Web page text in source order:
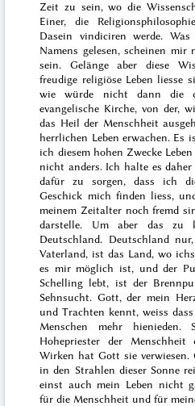
Zeit zu sein, wo die
Einer, die
Dasein vindiciren werde.
Namens gelesen, scheinen mir
sein. Gelänge aber diese
freudige religiöse Leben liesse
wie würde nicht dann die
evangelische Kirche, von der,
das Heil der Menschheit
herrlichen Leben erwachen. Es
ich diesem hohen Zwecke
nicht anders. Ich halte es
dafür zu sorgen, dass ich
Geschick mich finden liess,
meinem Zeitalter noch fremd
darstelle. Um aber das zu
Deutschland. Deutschland
Vaterland, ist das Land, wo
es mir möglich ist, und der
Schelling lebt, ist der
Sehnsucht. Gott, der mein
und Trachten kennt, weiss
Menschen mehr
Hohepriester der
Wirken hat Gott sie verwiesen.
in den Strahlen dieser Sonne
einst auch mein Leben nicht
für die Menschheit und für